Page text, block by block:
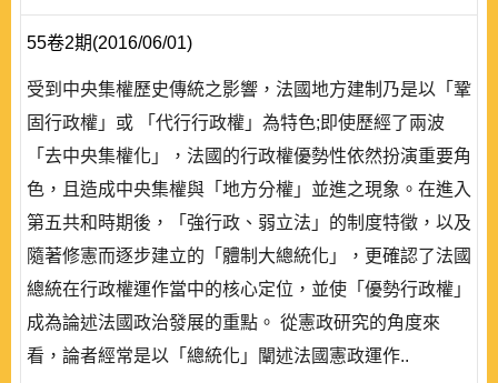
55卷2期(2016/06/01)
受到中央集權歷史傳統之影響，法國地方建制乃是以「鞏
固行政權」或 「代行行政權」為特色;即使歷經了兩波
「去中央集權化」，法國的行政權優勢性依然扮演重要角
色，且造成中央集權與「地方分權」並進之現象。在進入
第五共和時期後，「強行政、弱立法」的制度特徵，以及
隨著修憲而逐步建立的「體制大總統化」，更確認了法國
總統在行政權運作當中的核心定位，並使「優勢行政權」
成為論述法國政治發展的重點。 從憲政研究的角度來
看，論者經常是以「總統化」闡述法國憲政運作..